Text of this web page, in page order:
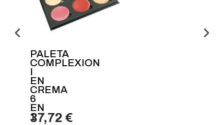
PALETA
COMPLEXION
I
EN
CREMA
6
EN
1
37,72 €